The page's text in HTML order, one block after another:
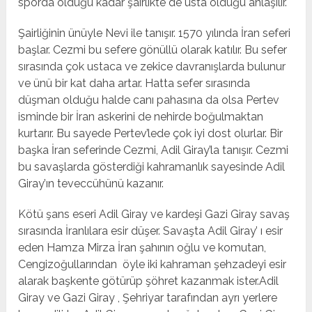
Şairliğinin ünüyle Nevi ile tanışır. 1570 yılında İran seferi
başlar. Cezmi bu sefere gönüllü olarak katılır. Bu sefer
sırasında çok ustaca ve zekice davranışlarda bulunur
ve ünü bir kat daha artar. Hatta sefer sırasında
düşman olduğu halde canı pahasına da olsa Pertev
isminde bir İran askerini de nehirde boğulmaktan
kurtarır. Bu sayede Pertev’lede çok iyi dost olurlar. Bir
başka İran seferinde Cezmi, Adil Giray’la tanışır. Cezmi
bu savaşlarda gösterdiği kahramanlık sayesinde Adil
Giray’ın teveccühünü kazanır.
Kötü şans eseri Adil Giray ve kardeşi Gazi Giray savaş
sırasında İranlılara esir düşer. Savaşta Adil Giray’ ı esir
eden Hamza Mirza İran şahının oğlu ve komutan,
Cengizoğullarından öyle iki kahraman şehzadeyi esir
alarak başkente götürüp şöhret kazanmak ister.Adil
Giray ve Gazi Giray , Şehriyar tarafından ayrı yerlere